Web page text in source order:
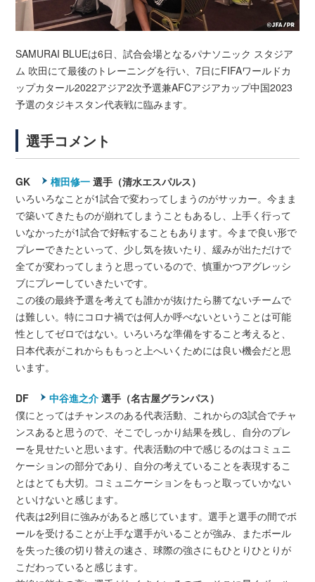
SAMURAI BLUEは6日、試合会場となるパナソニック スタジア
ム 吹田にて最後のトレーニングを行い、7日にFIFAワールドカ
ップカタール2022アジア2次予選兼AFCアジアカップ中国2023
予選のタジキスタン代表戦に臨みます。
選手コメント
GK 権田修一 選手（清水エスパルス）
いろいろなことが1試合で変わってしまうのがサッカー。今まま
で築いてきたものが崩れてしまうこともあるし、上手く行って
いなかったが1試合で好転することもあります。今まで良い形で
プレーできたといって、少し気を抜いたり、緩みが出ただけで
全てが変わってしまうと思っているので、慎重かつアグレッシ
ブにプレーしていきたいです。
この後の最終予選を考えても誰かが抜けたら勝てないチームで
は難しい。特にコロナ禍では何人か呼べないということは可能
性としてゼロではない。いろいろな準備をすること考えると、
日本代表がこれからももっと上へいくためには良い機会だと思
います。
DF 中谷進之介 選手（名古屋グランパス）
僕にとってはチャンスのある代表活動、これからの3試合でチャ
ンスあると思うので、そこでしっかり結果を残し、自分のプレ
ーを見せたいと思います。代表活動の中で感じるのはコミュニ
ケーションの部分であり、自分の考えていることを表現するこ
とはとても大切。コミュニケーションをもっと取っていかない
といけないと感じます。
代表は2列目に強みがあると感じています。選手と選手の間でボ
ールを受けることが上手な選手がいることが強み、またボール
を失った後の切り替えの速さ、球際の強さにもひとりひとりが
こだわっていると感じます。